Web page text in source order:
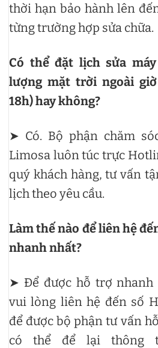
thời hạn bảo hành lên
từng trường hợp sửa chữa.
Có thể đặt lịch sửa
lượng mặt trời ngoài
18h) hay không?
➤ Có. Bộ phận chăm
Limosa luôn túc trực
quý khách hàng, tư vấn
lịch theo yêu cầu.
Làm thế nào để liên hệ
nhanh nhất?
➤ Để được hỗ trợ nhanh
vui lòng liên hệ đến số
để được bộ phận tư vấn
có thể để lại thông